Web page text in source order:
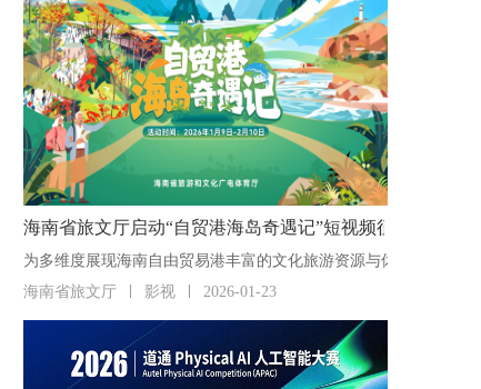
海南省旅文厅启动“自贸港海岛奇遇记”短视频征集活动
海南省旅文厅 影视 2026-01-23